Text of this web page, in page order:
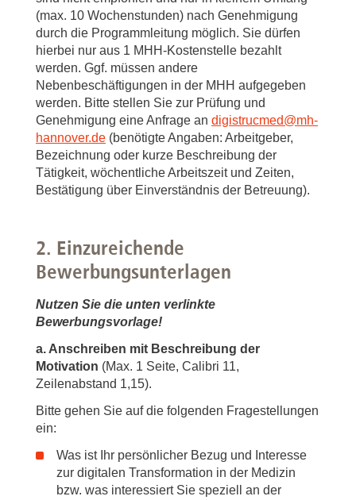
(max. 10 Wochenstunden) nach Genehmigung
durch die Programmleitung möglich. Sie dürfen
hierbei nur aus 1 MHH-Kostenstelle bezahlt
werden. Ggf. müssen andere
Nebenbeschäftigungen in der MHH aufgegeben
werden. Bitte stellen Sie zur Prüfung und
Genehmigung eine Anfrage an digistrucmed@mh-
hannover.de (benötigte Angaben: Arbeitgeber,
Bezeichnung oder kurze Beschreibung der
Tätigkeit, wöchentliche Arbeitszeit und Zeiten,
Bestätigung über Einverständnis der Betreuung).
2. Einzureichende
Bewerbungsunterlagen
Nutzen Sie die unten verlinkte
Bewerbungsvorlage!
a. Anschreiben mit Beschreibung der
Motivation (Max. 1 Seite, Calibri 11,
Zeilenabstand 1,15).
Bitte gehen Sie auf die folgenden Fragestellungen
ein:
Was ist Ihr persönlicher Bezug und Interesse
zur digitalen Transformation in der Medizin
bzw. was interessiert Sie speziell an der